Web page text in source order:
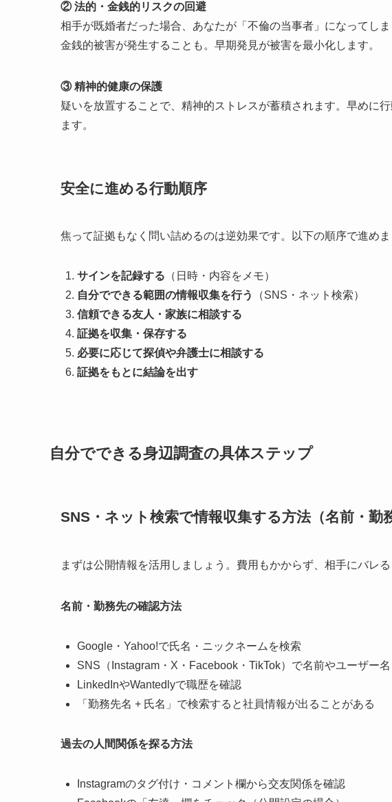
② 法的・金銭的リスクの回避
相手が既婚者だった場合、あなたが「不倫の当事者」になってし
金銭的被害が発生することも。早期発見が被害を最小化します。
③ 精神的健康の保護
疑いを放置することで、精神的ストレスが蓄積されます。早めに
ます。
安全に進める行動順序
焦って証拠もなく問い詰めるのは逆効果です。以下の順序で進めま
サインを記録する （日時・内容をメモ）
自分でできる範囲の情報収集を行う
（SNS・ネット検索）
信頼できる友人・家族に相談する
証拠を収集・保存する
必要に応じて探偵や弁護士に相談する
証拠をもとに結論を出す
自分でできる身辺調査の具体ステップ
SNS・ネット検索で情報収集する方法（名前・勤
まずは公開情報を活用しましょう。費用もかからず、相手にバレる
名前・勤務先の確認方法
Google・Yahoo!で氏名・ニックネームを検索
SNS（Instagram・X・Facebook・TikTok）で名前やユーザー
LinkedInやWantedlyで職歴を確認
「勤務先名 + 氏名」で検索すると社員情報が出ることがある
過去の人間関係を探る方法
Instagramのタグ付け・コメント欄から交友関係を確認